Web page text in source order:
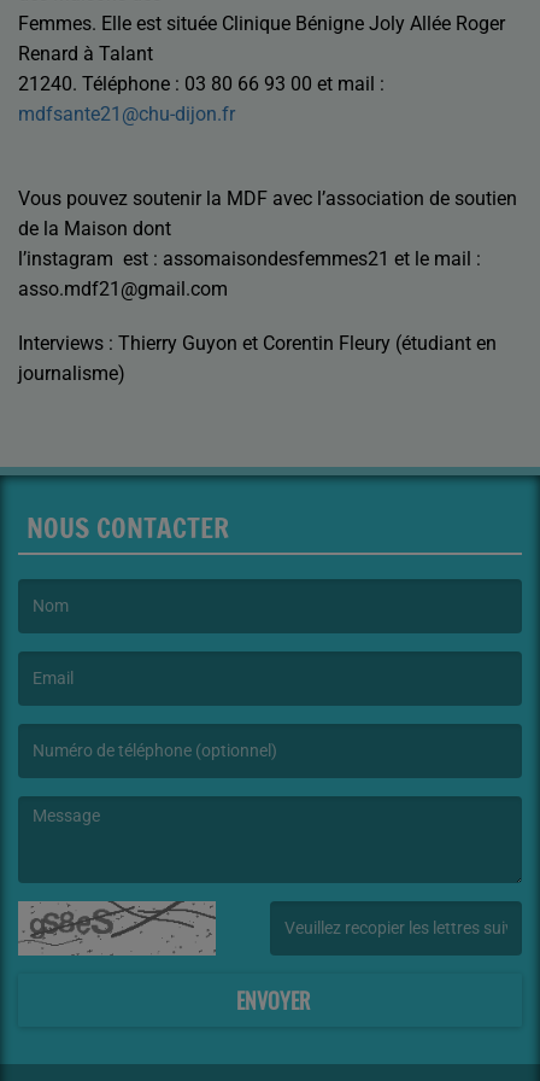
Femmes. Elle est située Clinique Bénigne Joly Allée Roger
Renard à Talant
21240. Téléphone : 03 80 66 93 00 et mail :
mdfsante21@chu-dijon.fr
Vous pouvez soutenir la MDF avec l’association de soutien
de la Maison dont
l’instagram est : assomaisondesfemmes21 et le mail :
asso.mdf21@gmail.com
Interviews : Thierry Guyon et Corentin Fleury (étudiant en
journalisme)
NOUS CONTACTER
ENVOYER